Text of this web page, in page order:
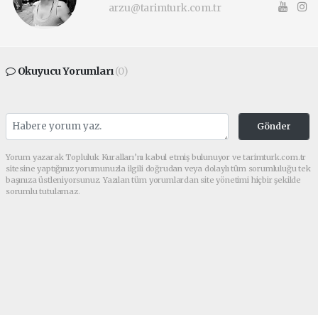
arzu@tarimturk.com.tr
Okuyucu Yorumları(0)
Gönder
Yorum yazarak Topluluk Kuralları’nı kabul etmiş bulunuyor ve tarimturk.com.tr
sitesine yaptığınız yorumunuzla ilgili doğrudan veya dolaylı tüm sorumluluğu tek
başınıza üstleniyorsunuz. Yazılan tüm yorumlardan site yönetimi hiçbir şekilde
sorumlu tutulamaz.